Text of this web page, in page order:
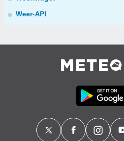
Weer-API